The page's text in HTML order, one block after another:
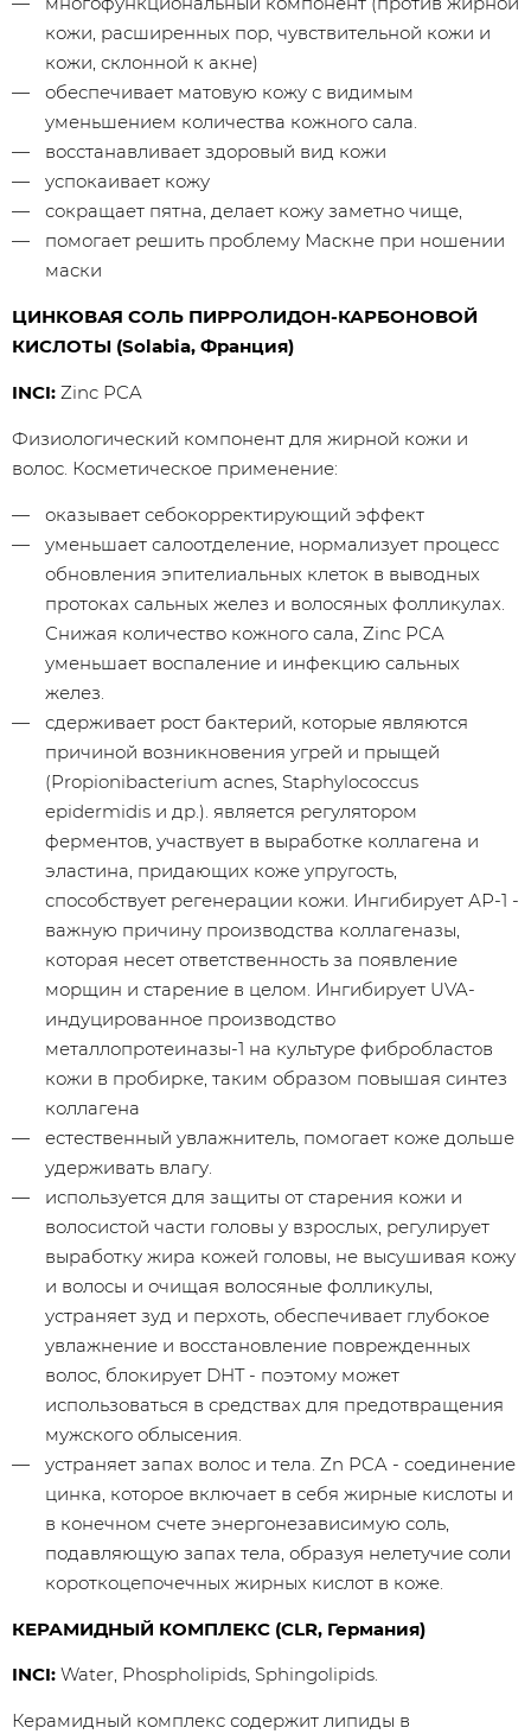
кожи, расширенных пор, чувствительной кожи и
кожи, склонной к акне)
обеспечивает матовую кожу с видимым
уменьшением количества кожного сала.
восстанавливает здоровый вид кожи
успокаивает кожу
сокращает пятна, делает кожу заметно чище,
помогает решить проблему Маскне при ношении
маски
ЦИНКОВАЯ СОЛЬ ПИРРОЛИДОН-КАРБОНОВОЙ
КИСЛОТЫ (Solabia, Франция)
INCI: Zinc PCA
Физиологический компонент для жирной кожи и
волос. Косметическое применение:
оказывает себокорректирующий эффект
уменьшает салоотделение, нормализует процесс
обновления эпителиальных клеток в выводных
протоках сальных желез и волосяных фолликулах.
Снижая количество кожного сала, Zinc PCA
уменьшает воспаление и инфекцию сальных
желез.
сдерживает рост бактерий, которые являются
причиной возникновения угрей и прыщей
(Propionibacterium acnes, Staphylococcus
epidermidis и др.). является регулятором
ферментов, участвует в выработке коллагена и
эластина, придающих коже упругость,
способствует регенерации кожи. Ингибирует АР-1 -
важную причину производства коллагеназы,
которая несет ответственность за появление
морщин и старение в целом. Ингибирует UVA-
индуцированное производство
металлопротеиназы-1 на культуре фибробластов
кожи в пробирке, таким образом повышая синтез
коллагена
естественный увлажнитель, помогает коже дольше
удерживать влагу.
используется для защиты от старения кожи и
волосистой части головы у взрослых, регулирует
выработку жира кожей головы, не высушивая кожу
и волосы и очищая волосяные фолликулы,
устраняет зуд и перхоть, обеспечивает глубокое
увлажнение и восстановление поврежденных
волос, блокирует DHT - поэтому может
использоваться в средствах для предотвращения
мужского облысения.
устраняет запах волос и тела. Zn PCA - соединение
цинка, которое включает в себя жирные кислоты и
в конечном счете энергонезависимую соль,
подавляющую запах тела, образуя нелетучие соли
короткоцепочечных жирных кислот в коже.
КЕРАМИДНЫЙ КОМПЛЕКС (CLR, Германия)
INCI: Water, Phospholipids, Sphingolipids.
Керамидный комплекс содержит липиды в